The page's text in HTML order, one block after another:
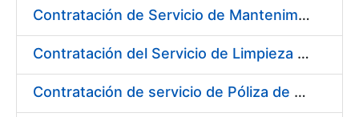
Contratación de Servicio de Mantenimiento y Conservación de Plantas y Flores en los Centros de la FNMT-RCM
Contratación del Servicio de Limpieza en la Fábrica de Papel de Seguridad de Burgos de la FNMT-RCM
Contratación de servicio de Póliza de Seguro Colectivo de Asistencia Sanitaria